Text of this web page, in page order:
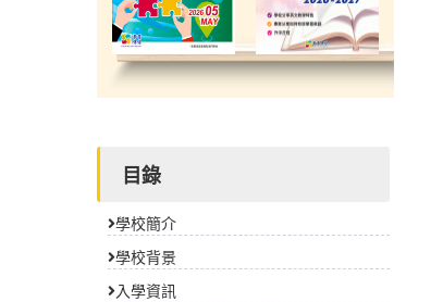
目錄
學校簡介
學校背景
入學資訊